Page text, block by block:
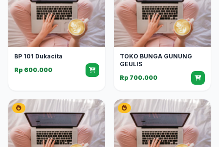
BP 101 Dukacita
Rp 600.000
TOKO BUNGA GUNUNG
GEULIS
Rp 700.000